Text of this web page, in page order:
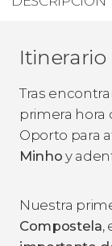
Itinerario
Tras
primera hora
Oporto para
Minho y
Nuestra
Compostela,